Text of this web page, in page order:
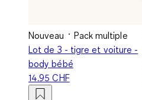
Nouveau
Pack multiple
Lot de 3 - tigre et voiture -
body bébé
14.95 CHF